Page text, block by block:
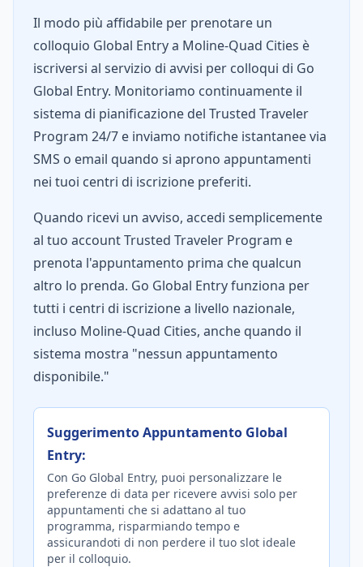
Il modo più affidabile per prenotare un
colloquio Global Entry a Moline-Quad Cities è
iscriversi al servizio di avvisi per colloqui di Go
Global Entry. Monitoriamo continuamente il
sistema di pianificazione del Trusted Traveler
Program 24/7 e inviamo notifiche istantanee via
SMS o email quando si aprono appuntamenti
nei tuoi centri di iscrizione preferiti.
Quando ricevi un avviso, accedi semplicemente
al tuo account Trusted Traveler Program e
prenota l'appuntamento prima che qualcun
altro lo prenda. Go Global Entry funziona per
tutti i centri di iscrizione a livello nazionale,
incluso Moline-Quad Cities, anche quando il
sistema mostra "nessun appuntamento
disponibile."
Suggerimento Appuntamento Global
Entry:
Con Go Global Entry, puoi personalizzare le
preferenze di data per ricevere avvisi solo per
appuntamenti che si adattano al tuo
programma, risparmiando tempo e
assicurandoti di non perdere il tuo slot ideale
per il colloquio.